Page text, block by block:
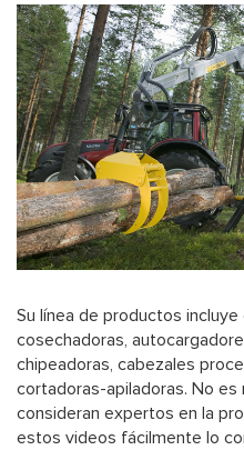
Su línea de productos
cosechadoras,
chipeadoras, cabezales
cortadoras-apiladoras. No
consideran expertos en la
estos videos fácilmente lo